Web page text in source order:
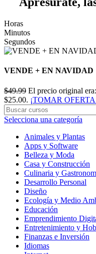
Horas
Minutos
Segundos
VENDE + EN NAVIDAD
$49.99 El precio original
$25.00. ¡TOMAR
Selecciona una categoría
Animales y Plantas
Apps y Software
Belleza y Moda
Casa y Construcción
Culinaria y
Desarrollo Personal
Diseño
Ecología y Medio
Educación
Emprendimiento
Entretenimiento y
Finanzas e Inversión
Idiomas